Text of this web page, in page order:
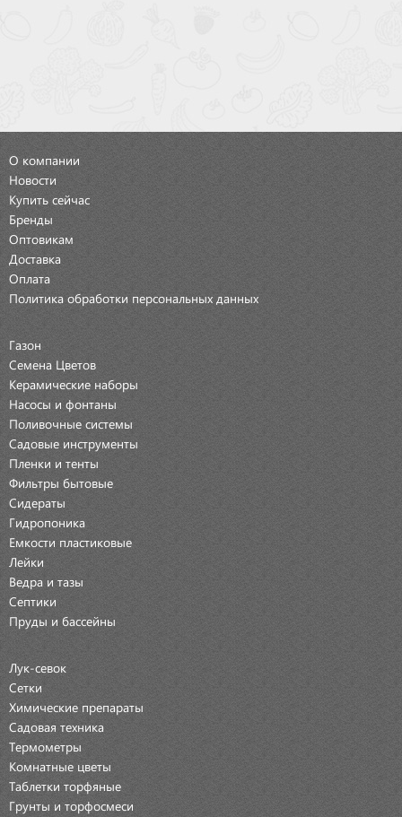
О компании
Новости
Купить сейчас
Бренды
Оптовикам
Доставка
Оплата
Политика обработки персональных данных
Газон
Семена Цветов
Керамические наборы
Насосы и фонтаны
Поливочные системы
Садовые инструменты
Пленки и тенты
Фильтры бытовые
Сидераты
Гидропоника
Емкости пластиковые
Лейки
Ведра и тазы
Септики
Пруды и бассейны
Лук-севок
Сетки
Химические препараты
Садовая техника
Термометры
Комнатные цветы
Таблетки торфяные
Грунты и торфосмеси